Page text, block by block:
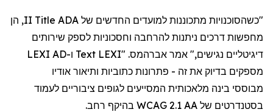
"כשהסוכנויות מתכוננות למועדים החדשים של ADA Title
II, הן
מחפשות דרכים ניתנות להרחבה וחסכוניות לספק שירותים
דיגיטליים נגישים," אמר אברהמס. "LEXI
Text
ו-LEXI AD
מספקים בדיוק את זה - פתרונות כתוביות ותיאור אודיו
מבוססי בינה מלאכותית המסייעים לגופים ציבוריים לעמוד
בסטנדרטים של WCAG 2.1 AA בהיקף רחב.